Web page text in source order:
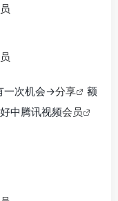
一次机会->分享
额
中腾讯视频会员